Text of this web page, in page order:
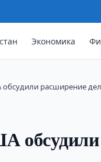
Экономика
расширение